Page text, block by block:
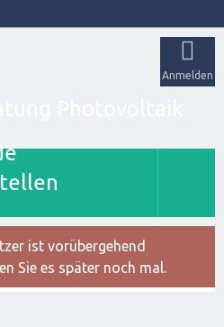
Anmelden
ist vorübergehend
Sie es später noch mal.